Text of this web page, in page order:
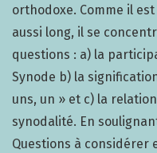
orthodoxe. Comme il
aussi long, il se
questions : a) la
Synode b) la
uns, un » et c) la
synodalité. En
Questions à considérer